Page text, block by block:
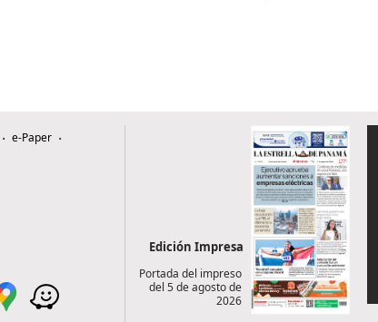
e-Paper
Edición Impresa
Portada del impreso
del 5 de agosto de
2026